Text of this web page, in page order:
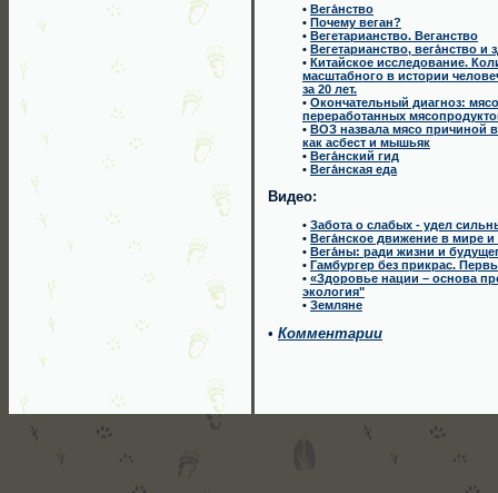
• Вега́нство
• Почему веган?
• Вегетарианство. Веганство
• Вегетарианство, вега́нство и
• Китайское исследование.
масштабного в истории
за 20 лет.
• Окончательный диагноз:
переработанных
• ВОЗ назвала мясо причиной
как асбест и мышьяк
• Вега́нский гид
• Вега́нская еда
Видео:
• Забота о слабых - удел
• Вега́нское движение в мире и
• Вега́ны: ради жизни и
• Гамбургер без прикрас.
• «Здоровье нации – основа
экология"
• Земляне
• Комментарии